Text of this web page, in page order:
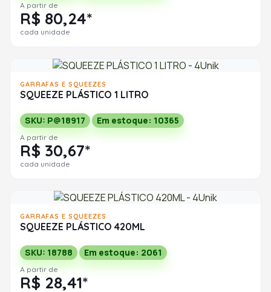
A partir de
R$ 80,24*
cada unidade
GARRAFAS E SQUEEZES
SQUEEZE PLÁSTICO 1 LITRO
SKU: P@18917 Em estoque: 10365
A partir de
R$ 30,67*
cada unidade
GARRAFAS E SQUEEZES
SQUEEZE PLÁSTICO 420ML
SKU: 18788 Em estoque: 2061
A partir de
R$ 28,41*